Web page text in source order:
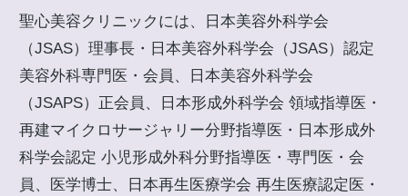
聖心美容クリニックには、日本美容外科学会
（JSAS）理事長・日本美容外科学会（JSAS）認定
美容外科専門医・会員、日本美容外科学会
（JSAPS）正会員、日本形成外科学会 領域指導医・
再建マイクロサージャリー分野指導医・日本形成外
科学会認定 小児形成外科分野指導医・専門医・会
員、医学博士、日本再生医療学会 再生医療認定医・